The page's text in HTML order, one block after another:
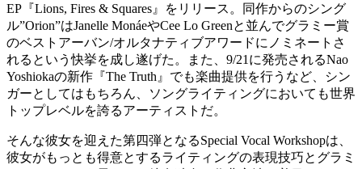
EP『Lions, Fires & Squares』をリリース。同作からのシング
ル”Orion”はJanelle MonáeやCee Lo Greenと並んでグラミー賞
のベストアーバン/オルタナティブアワードにノミネートさ
れるという快挙を成し遂げた。また、9/21に発売されるNao
Yoshiokaの新作『The Truth』でも楽曲提供を行うなど、シン
ガーとしてはもちろん、ソングライティングにおいても世界
トップレベルを誇るアーティストだ。
そんな彼女を迎えた第四弾となるSpecial Vocal Workshopは、
彼女がもっとも得意とするライティングの表現技巧とグラミ